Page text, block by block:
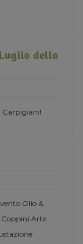
della
Carpigiani!
Olio &
Coppini Arte